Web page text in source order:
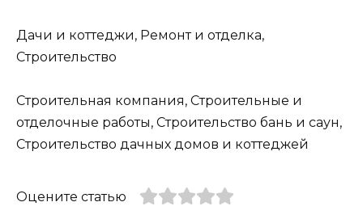
Дачи и коттеджи, Ремонт и отделка,
Строительство
Строительная компания, Строительные и
отделочные работы, Строительство бань и саун,
Строительство дачных домов и коттеджей
Оцените статью